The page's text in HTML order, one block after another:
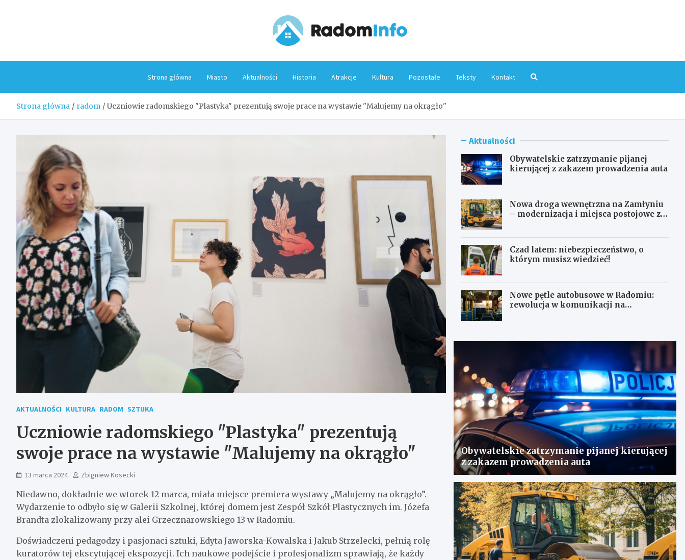
Strona główna Miasto Aktualności Historia Atrakcje Kultura Pozostałe Teksty Kontakt
Strona główna radom Uczniowie radomskiego "Plastyka" prezentują swoje prace na wystawie "Malujemy na okrągło"
AKTUALNOŚCI KULTURA RADOM SZTUKA
Uczniowie radomskiego "Plastyka" prezentują
swoje prace na wystawie "Malujemy na okrągło"
13 marca 2024 Zbigniew Kosecki
Niedawno, dokładnie we wtorek 12 marca, miała miejsce premiera wystawy „Malujemy na okrągło”.
Wydarzenie to odbyło się w Galerii Szkolnej, której domem jest Zespół Szkół Plastycznych im. Józefa
Brandta zlokalizowany przy alei Grzecznarowskiego 13 w Radomiu.
Doświadczeni pedagodzy i pasjonaci sztuki, Edyta Jaworska-Kowalska i Jakub Strzelecki, pełnią rolę
kuratorów tej ekscytującej ekspozycji. Ich naukowe podejście i profesjonalizm sprawiają, że każdy
Aktualności
Obywatelskie zatrzymanie pijanej
kierującej z zakazem prowadzenia auta
Nowa droga wewnętrzna na Zamłyniu
– modernizacja i miejsca postojowe za
Czad latem: niebezpieczeństwo, o
którym musisz wiedzieć!
Nowe pętle autobusowe w Radomiu:
rewolucja w komunikacji na
Obywatelskie zatrzymanie pijanej kierującej
z zakazem prowadzenia auta